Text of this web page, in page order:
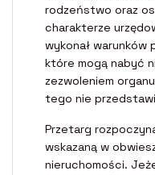
rodzeństwo oraz
charakterze
wykonał
które mogą nabyć
zezwoleniem
tego nie
Przetarg
wskazaną w
nieruchomości.